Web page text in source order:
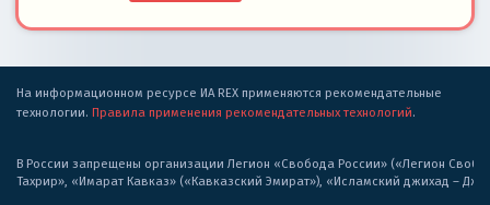
На информационном ресурсе ИА REX применяются рекомендательные
технологии. Правила применения рекомендательных технологий.
В России запрещены организации Легион «Свобода России» («Легион
Тахрир», «Имарат Кавказ» («Кавказский Эмират»), «Исламский джихад –